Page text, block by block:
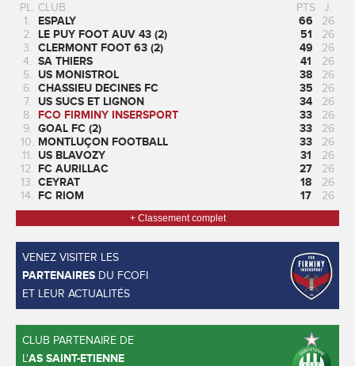
PL. CLUB PTS
J.
1.
ESPALY 66
26
2. LE PUY FOOT AUV 43 (2) 51
26
3. CLERMONT FOOT 63 (2) 49
26
4. SA THIERS 41
26
5. US MONISTROL 38
26
6. CHASSIEU DECINES FC 35
26
7.
US SUCS ET LIGNON 34
26
8. FCO FIRMINY INSERSPORT 33
26
9. GOAL FC (2) 33
26
10. MONTLUÇON FOOTBALL 33
26
11. US BLAVOZY 31
26
12. FC AURILLAC 27
26
13. CEYRAT 18
26
14. FC RIOM 17 26
+ Classement complet
VENEZ VISITER LES
PARTENAIRES DU FCOFI
ET LEUR ACTUALITÉS
CLUB PARTENAIRE DE
L'AS SAINT-ETIENNE